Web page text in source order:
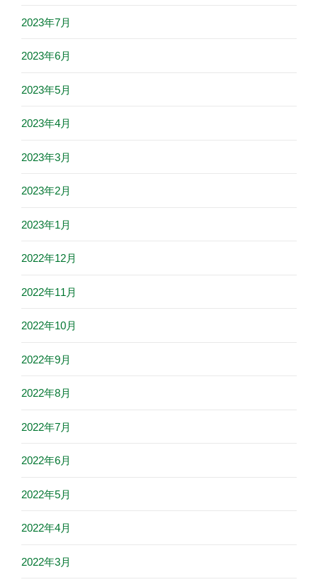
2023年7月
2023年6月
2023年5月
2023年4月
2023年3月
2023年2月
2023年1月
2022年12月
2022年11月
2022年10月
2022年9月
2022年8月
2022年7月
2022年6月
2022年5月
2022年4月
2022年3月